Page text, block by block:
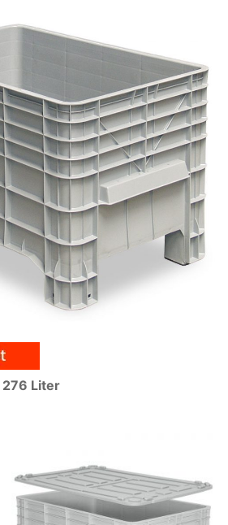
276 Liter